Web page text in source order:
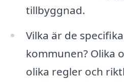
tillbyggnad.
Vilka är de
kommunen? Olika
olika regler och